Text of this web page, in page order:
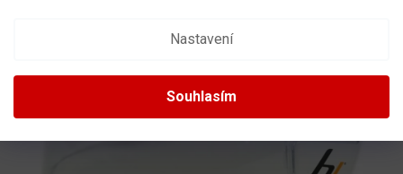
Nastavení
Souhlasím